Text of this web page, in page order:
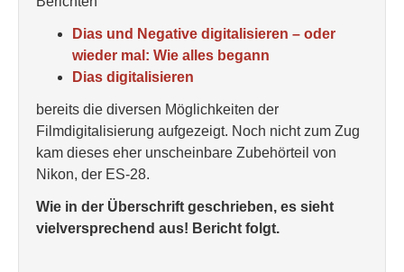
Dias und Negative digitalisieren – oder
wieder mal: Wie alles begann
Dias digitalisieren
bereits die diversen Möglichkeiten der
Filmdigitalisierung aufgezeigt. Noch nicht zum Zug
kam dieses eher unscheinbare Zubehörteil von
Nikon, der ES-28.
Wie in der Überschrift geschrieben, es sieht
vielversprechend aus! Bericht folgt.